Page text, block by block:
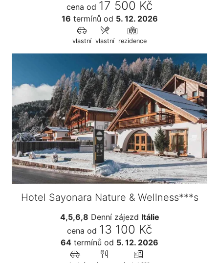
cena od 17 500 Kč
16 termínů od 5. 12. 2026
vlastní vlastní rezidence
Hotel Sayonara Nature & Wellness***s
4,5,6,8 Denní zájezd Itálie
cena od 13 100 Kč
64 termínů od 5. 12. 2026